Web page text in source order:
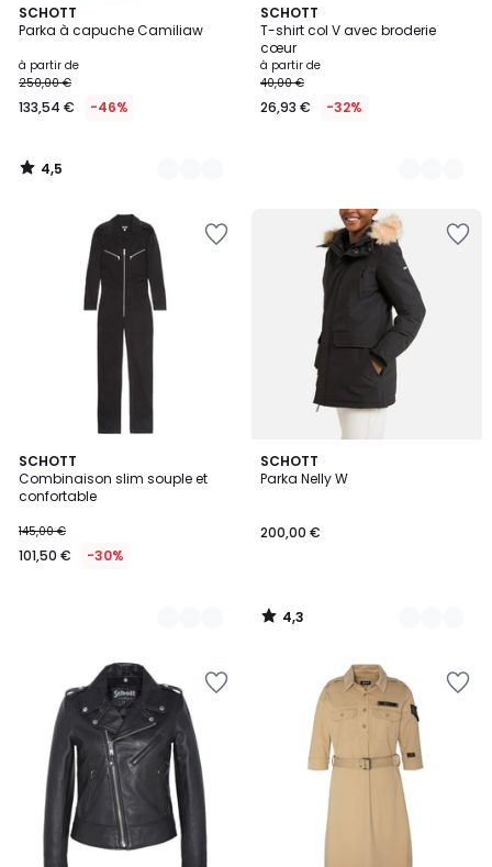
SCHOTT
Parka à capuche Camiliaw
à partir de
250,00 €
133,54 € -46%
4,5
/ 5
2
Couleurs
4,5
/
SCHOTT
T-shirt col V avec broderie
cœur
à partir de
40,00 €
26,93 € -32%
6
Couleurs
SCHOTT
Combinaison slim souple et
confortable
145,00 €
101,50 € -30%
3
Couleurs
SCHOTT
Parka Nelly W
200,00 €
4,3
/ 5
2
Couleurs
4,3
/